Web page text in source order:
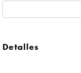
Detalles